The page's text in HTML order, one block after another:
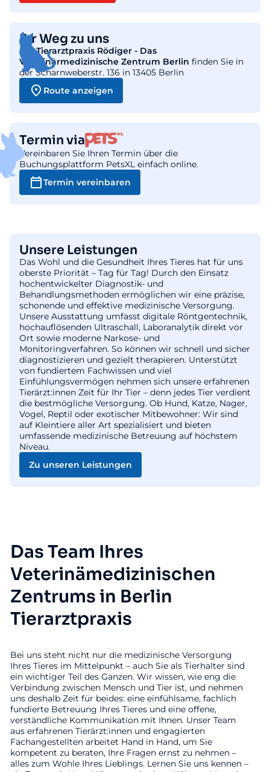
Ihr Weg zu uns
DieTierarztpraxis Rödiger - Das
Veterinärmedizinische Zentrum Berlin finden Sie in
der Scharnweberstr. 136 in 13405 Berlin
Route anzeigen
Termin via
Vereinbaren Sie Ihren Termin über die
Buchungsplattform PetsXL einfach online.
Termin vereinbaren
Unsere Leistungen
Das Wohl und die Gesundheit Ihres Tieres hat für uns
oberste Priorität – Tag für Tag! Durch den Einsatz
hochentwickelter Diagnostik- und
Behandlungsmethoden ermöglichen wir eine präzise,
schonende und effektive medizinische Versorgung.
Unsere Ausstattung umfasst digitale Röntgentechnik,
hochauflösenden Ultraschall, Laboranalytik direkt vor
Ort sowie moderne Narkose- und
Monitoringverfahren. So können wir schnell und sicher
diagnostizieren und gezielt therapieren. Unterstützt
von fundiertem Fachwissen und viel
Einfühlungsvermögen nehmen sich unsere erfahrenen
Tierärzt:innen Zeit für Ihr Tier – denn jedes Tier verdient
die bestmögliche Versorgung. Ob Hund, Katze, Nager,
Vogel, Reptil oder exotischer Mitbewohner: Wir sind
auf Kleintiere aller Art spezialisiert und bieten
umfassende medizinische Betreuung auf höchstem
Niveau.
Zu unseren Leistungen
Das Team Ihres
Veterinämedizinischen
Zentrums in Berlin
Tierarztpraxis
Bei uns steht nicht nur die medizinische Versorgung
Ihres Tieres im Mittelpunkt – auch Sie als Tierhalter sind
ein wichtiger Teil des Ganzen. Wir wissen, wie eng die
Verbindung zwischen Mensch und Tier ist, und nehmen
uns deshalb Zeit für beides: eine einfühlsame, fachlich
fundierte Betreuung Ihres Tieres und eine offene,
verständliche Kommunikation mit Ihnen. Unser Team
aus erfahrenen Tierärzt:innen und engagierten
Fachangestellten arbeitet Hand in Hand, um Sie
kompetent zu beraten, Ihre Fragen ernst zu nehmen –
alles zum Wohle Ihres Lieblings. Lernen Sie uns kennen –